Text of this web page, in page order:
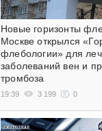
Новые горизонты
Москве открылся
флебологии» для
заболеваний вен и
тромбоза
19:39 3 199 0